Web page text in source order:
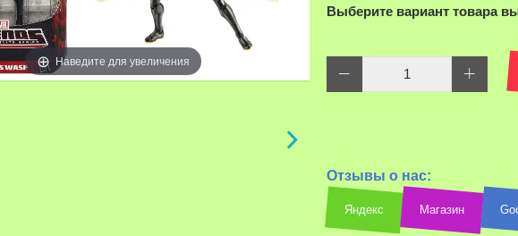
Наведите для увеличения
Наведите
Выберите вариант товара
Отзывы о нас:
Яндекс Магазин